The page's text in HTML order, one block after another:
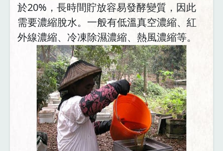
於20%，長時間貯放容易發酵變質，因此
需要濃縮脫水。一般有低溫真空濃縮、紅
外線濃縮、冷凍除濕濃縮、熱風濃縮等。